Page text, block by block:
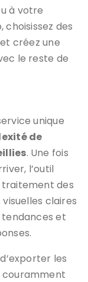
à votre
des
créez une
le reste de
unique
de
. Une fois
l’outil
des
claires
et
les
couramment